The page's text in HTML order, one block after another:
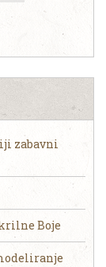
zabavni
Boje